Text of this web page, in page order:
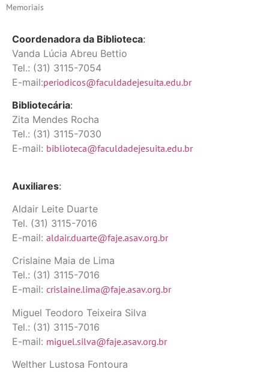
Memoriais
Coordenadora da Biblioteca:
Vanda Lúcia Abreu Bettio
Tel.: (31) 3115-7054
E-mail:periodicos@faculdadejesuita.edu.br
Bibliotecária:
Zita Mendes Rocha
Tel.: (31) 3115-7030
E-mail: biblioteca@faculdadejesuita.edu.br
Auxiliares:
Aldair Leite Duarte
Tel. (31) 3115-7016
E-mail: aldair.duarte@faje.asav.org.br
Crislaine Maia de Lima
Tel.: (31) 3115-7016
E-mail: crislaine.lima@faje.asav.org.br
Miguel Teodoro Teixeira Silva
Tel.: (31) 3115-7016
E-mail: miguel.silva@faje.asav.org.br
Welther Lustosa Fontoura